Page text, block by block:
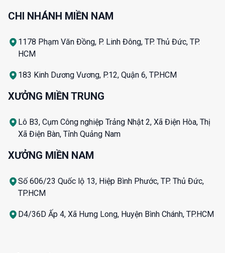
CHI NHÁNH MIỀN NAM
1178 Phạm Văn Đồng, P. Linh Đông, TP. Thủ Đức, TP.
HCM
183 Kinh Dương Vương, P.12, Quận 6, TP.HCM
XƯỞNG MIỀN TRUNG
Lô B3, Cụm Công nghiệp Trảng Nhật 2, Xã Điện Hòa, Thị
Xã Điện Bàn, Tỉnh Quảng Nam
XƯỞNG MIỀN NAM
Số 606/23 Quốc lộ 13, Hiệp Bình Phước, TP. Thủ Đức,
TP.HCM
D4/36D Ấp 4, Xã Hưng Long, Huyện Bình Chánh, TP.HCM